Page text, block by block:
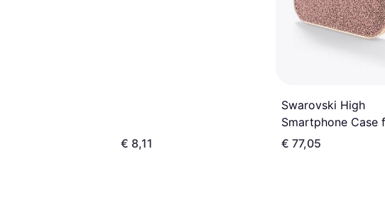
€ 8,11
Swarovski High
Smartphone Case
iPhone 12 Pro Max
€ 77,05